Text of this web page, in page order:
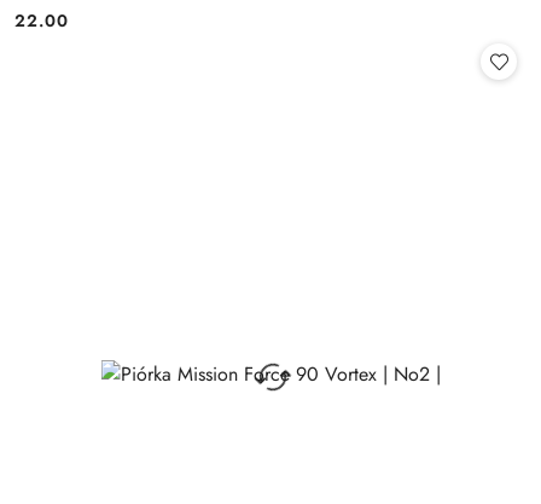
Cena:
22.00